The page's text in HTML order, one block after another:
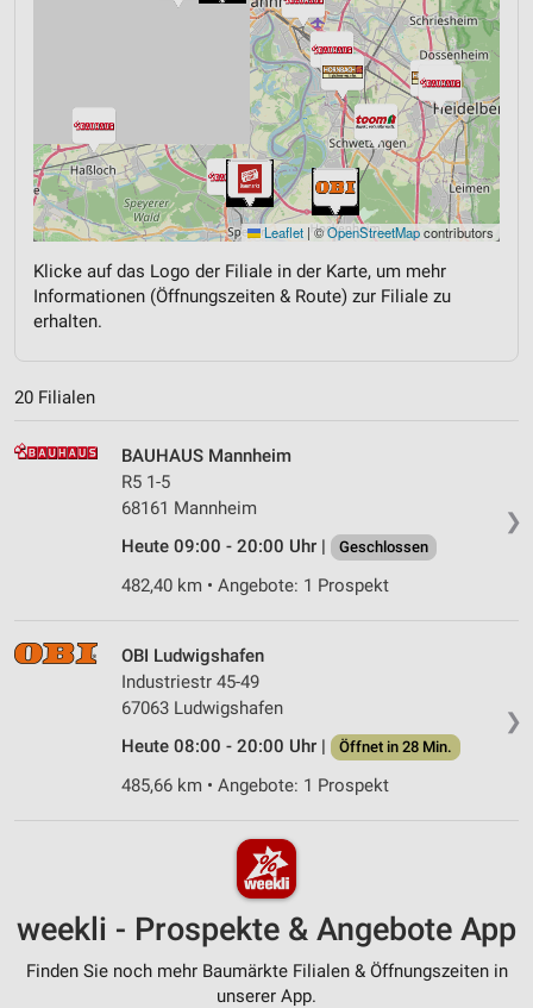
Leaflet |©OpenStreetMapcontributors
Klicke auf das Logo der Filiale in der Karte, um mehr
Informationen (Öffnungszeiten & Route) zur Filiale zu
erhalten.
20 Filialen
❯
BAUHAUS Mannheim
R5 1-5
68161 Mannheim
Heute 09:00 - 20:00 Uhr |
Geschlossen
482,40 km • Angebote: 1 Prospekt
❯
OBI Ludwigshafen
Industriestr 45-49
67063 Ludwigshafen
Heute 08:00 - 20:00 Uhr |
Öffnet in 28 Min.
485,66 km • Angebote: 1 Prospekt
weekli - Prospekte & Angebote App
Finden Sie noch mehr Baumärkte Filialen & Öffnungszeiten in
unserer App.